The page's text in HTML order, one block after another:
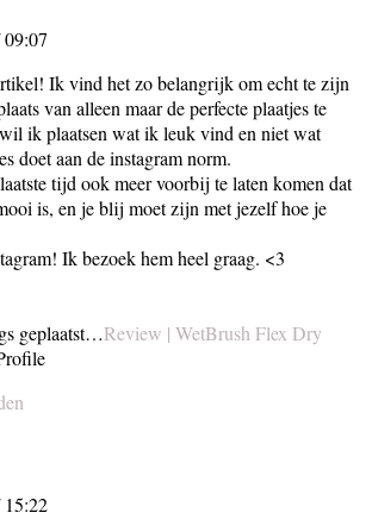
Ik vind het zo belangrijk om echt te zijn
van alleen maar de perfecte plaatjes te
ik plaatsen wat ik leuk vind en niet wat
doet aan de instagram norm.
tijd ook meer voorbij te laten komen dat
is, en je blij moet zijn met jezelf hoe je
Ik bezoek hem heel graag. <3
geplaatst…Review | WetBrush Flex Dry